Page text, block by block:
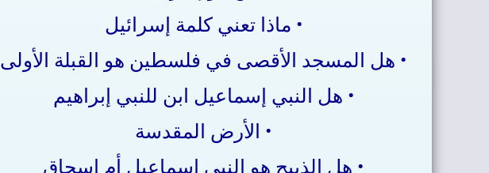
• ماذا تعني كلمة إسرائيل
• هل المسجد الأقصى في فلسطين هو القبلة الأولى
• هل النبي إسماعيل ابن للنبي إبراهيم
• الأرض المقدسة
• هل الذبيح هو النبي إسماعيل أم إسحاق